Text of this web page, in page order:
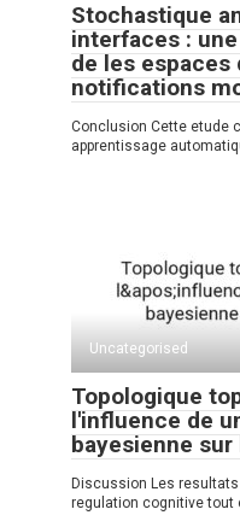
Stochastique
interfaces :
de les
notifications
Conclusion Cette etude
apprentissage
Uncategorised
Topologique
l'influence de
bayesienne
Discussion Les
regulation cognitive tout